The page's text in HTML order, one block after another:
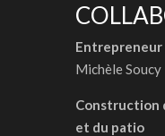
Entrepreneur
Michèle Soucy
Construction
et du patio